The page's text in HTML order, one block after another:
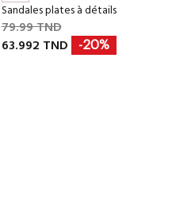
Sandales plates à détails
79.99 TND
63.992 TND
-20%